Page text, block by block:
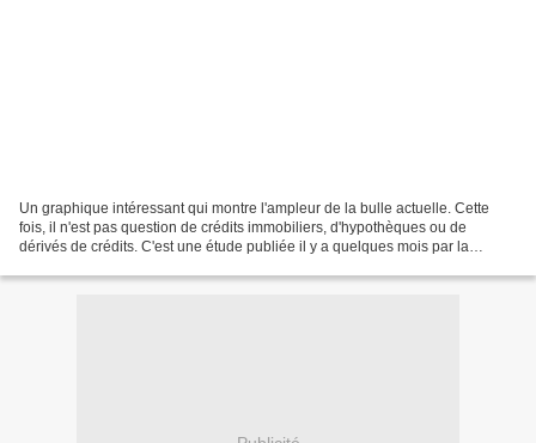
Un graphique intéressant qui montre l'ampleur de la bulle actuelle. Cette
fois, il n'est pas question de crédits immobiliers, d'hypothèques ou de
dérivés de crédits. C'est une étude publiée il y a quelques mois par la